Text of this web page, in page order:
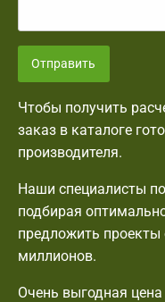
Отправить
Чтобы получить
заказ в каталоге
производителя.
Наши специалисты
подбирая
предложить проекты
миллионов.
Очень выгодная